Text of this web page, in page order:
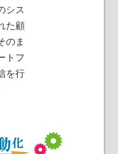
シス
た顧
のま
トフ
を行